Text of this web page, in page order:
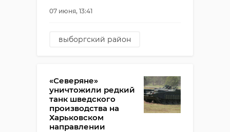
07 июня, 13:41
выборгский район
нравственность
воспитание
«Северяне»
уничтожили редкий
танк шведского
производства на
Харьковском
направлении